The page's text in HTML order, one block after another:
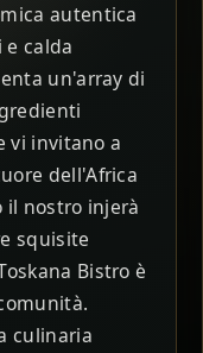
autentica
calda
un'array di
vi invitano a
dell'Africa
il nostro injerà
squisite
Bistro è
culinaria